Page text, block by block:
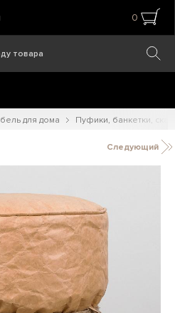
0
для дома Пуфики, банкетки,
Следующий